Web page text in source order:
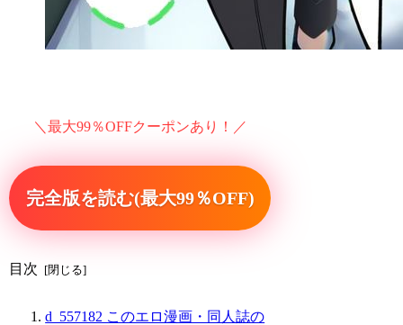
＼最大99％OFFクーポンあり！／
完全版を読む(最大99％OFF)
目次
d_557182 このエロ漫画・同人誌の